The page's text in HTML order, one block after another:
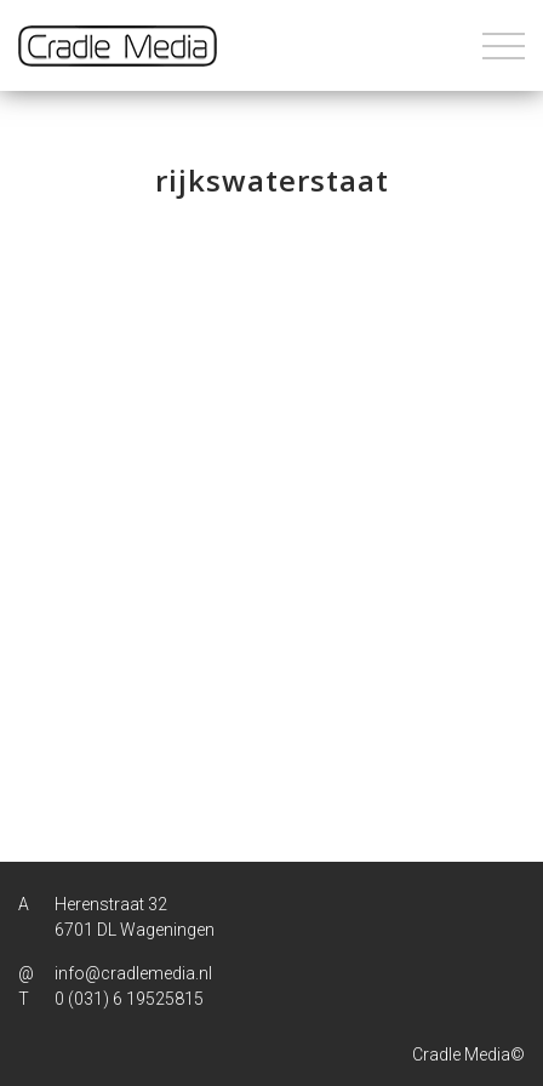
rijkswaterstaat
Herenstraat 32
6701 DL Wageningen
info@cradlemedia.nl
0 (031) 6 19525815
Cradle Media©